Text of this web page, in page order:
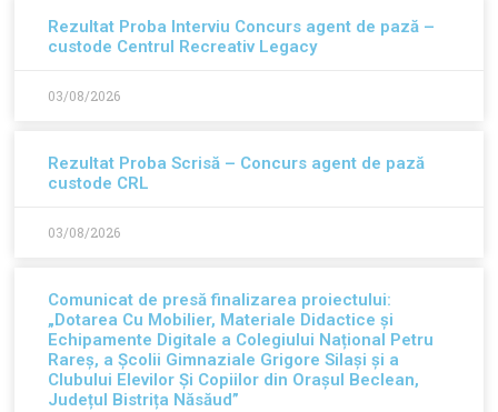
Rezultat Proba Interviu Concurs agent de pază –
custode Centrul Recreativ Legacy
03/08/2026
Rezultat Proba Scrisă – Concurs agent de pază
custode CRL
03/08/2026
Comunicat de presă finalizarea proiectului:
„Dotarea Cu Mobilier, Materiale Didactice și
Echipamente Digitale a Colegiului Național Petru
Rareș, a Școlii Gimnaziale Grigore Silași și a
Clubului Elevilor Și Copiilor din Orașul Beclean,
Județul Bistrița Năsăud”